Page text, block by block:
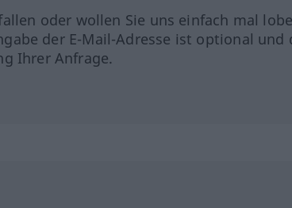
oder wollen Sie uns einfach mal
der E-Mail-Adresse ist optional und
Ihrer Anfrage.